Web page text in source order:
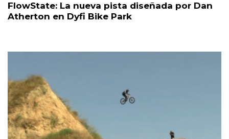
FlowState: La nueva pista diseñada por Dan
Atherton en Dyfi Bike Park